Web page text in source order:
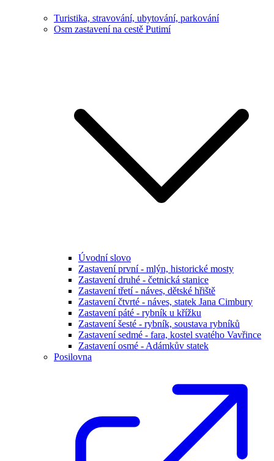
Turistika, stravování, ubytování, parkování
Osm zastavení na cestě Putimí
Úvodní slovo
Zastavení první - mlýn, historické mosty
Zastavení druhé - četnická stanice
Zastavení třetí - náves, dětské hřiště
Zastavení čtvrté - náves, statek Jana Cimbury
Zastavení páté - rybník u křížku
Zastavení šesté - rybník, soustava rybníků
Zastavení sedmé - fara, kostel svatého Vavřince
Zastavení osmé - Adámkův statek
Posilovna